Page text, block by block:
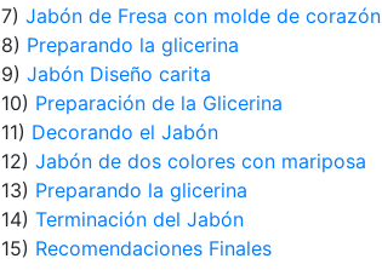
7) Jabón de Fresa con molde de corazón
8) Preparando la glicerina
9) Jabón Diseño carita
10) Preparación de la Glicerina
11) Decorando el Jabón
12) Jabón de dos colores con mariposa
13) Preparando la glicerina
14) Terminación del Jabón
15) Recomendaciones Finales